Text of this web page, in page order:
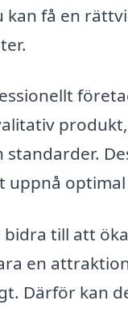
kan få en
uppnå
till att
en
Därför kan